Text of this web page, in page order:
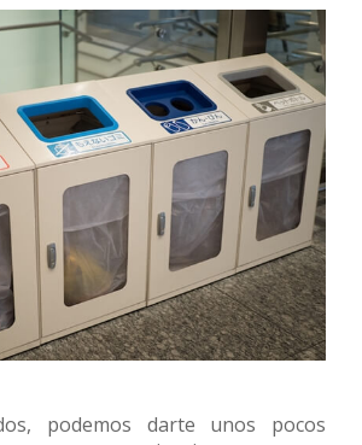
podemos darte unos pocos